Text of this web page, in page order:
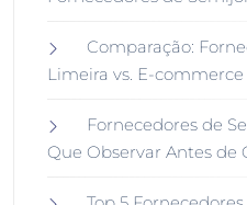
Comparação:
Limeira vs. E-
Fornecedores de
Que Observar Antes de